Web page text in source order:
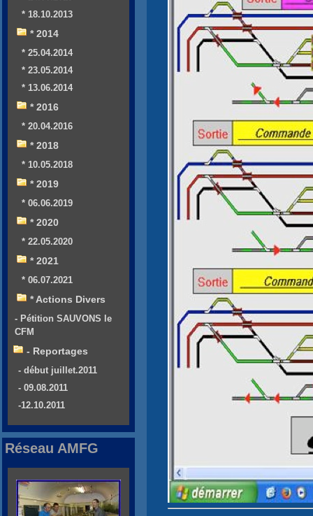
* 18.10.2013
* 2014
* 25.04.2014
* 23.05.2014
* 13.06.2014
* 2016
* 20.04.2016
* 2018
* 10.05.2018
* 2019
* 06.06.2019
* 2020
* 22.05.2020
* 2021
* 06.07.2021
* Actions Divers
- Pétition SAUVONS le
CFM
- Reportages
- début juillet.2011
- 09.08.2011
-12.10.2011
Réseau AMFG